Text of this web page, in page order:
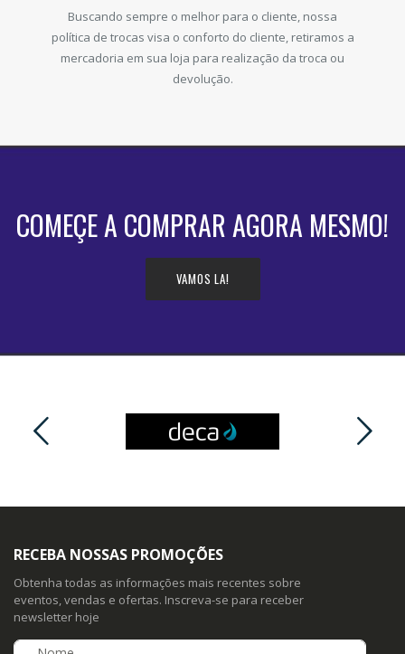
Buscando sempre o melhor para o cliente, nossa
política de trocas visa o conforto do cliente, retiramos a
mercadoria em sua loja para realização da troca ou
devolução.
COMEÇE A COMPRAR AGORA MESMO!
VAMOS LA!
RECEBA NOSSAS PROMOÇÕES
Obtenha todas as informações mais recentes sobre
eventos, vendas e ofertas. Inscreva-se para receber
newsletter hoje